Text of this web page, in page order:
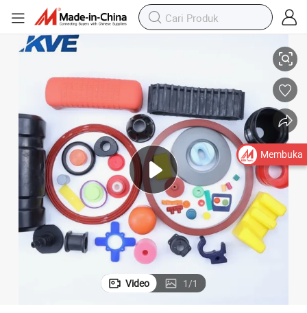
yang Aman
Produk Karet Silikon Berkelas Makanan yang Dapat Disesuaikan untuk
Video 1/1
Membuka